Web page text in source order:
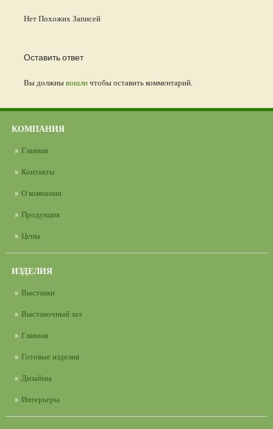
Нет Похожих Записей
Оставить ответ
Вы должнывошличтобы оставить комментарий.
КОМПАНИЯ
Главная
Контакты
О компании
Продукция
Цены
ИЗДЕЛИЯ
Выставки
Выставочный зал
Главная
Готовые изделия
Дизайны
Интерьеры